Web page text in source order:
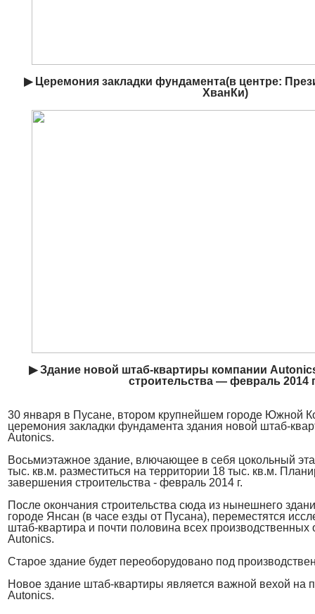
▶ Церемония закладки фундамента(в центре:
ХванКи)
▶ Здание новой штаб-квартиры компании
строительства — февраль 2014
30 января в Пусане, втором крупнейшем городе Южной
церемония закладки фундамента здания новой штаб-
Autonics.
Восьмиэтажное здание, влючающее в себя цокольный
тыс. кв.м. разместиться на территории 18 тыс. кв.м.
завершения строительства - февраль 2014 г.
После окончания строительства сюда из нынешнего
городе Янсан (в часе езды от Пусана), переместятся
штаб-квартира и почти половина всех производственных
Autonics.
Старое здание будет переоборудовано под
Новое здание штаб-квартиры является важной вехой на
Autonics.